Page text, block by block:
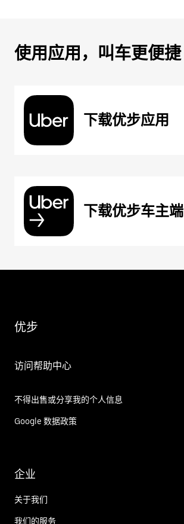
使用应用，叫车更便捷
下载优步应用
下载优步车主端
优步
访问帮助中心
不得出售或分享我的个人信息
Google 数据政策
企业
关于我们
我们的服务